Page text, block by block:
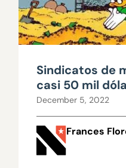
Sindicatos de
casi 50 mil
escolares
December 5, 2022
Frances